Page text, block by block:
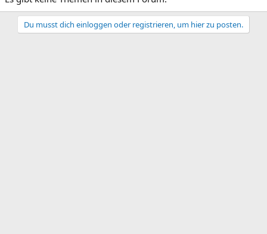
Du musst dich einloggen oder registrieren, um hier zu posten.